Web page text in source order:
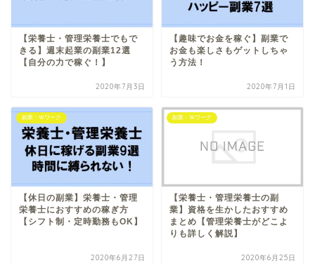
【栄養士・管理栄養士でもで
きる】週末起業の副業12選
【自分の力で稼ぐ！】
2020年7月3日
【趣味でお金を稼ぐ】副業で
お金も楽しさもゲットしちゃ
う方法！
2020年7月1日
副業・Ｗワーク
【休日の副業】栄養士・管理
栄養士におすすめの稼ぎ方
【シフト制・定時勤務もOK】
2020年6月27日
副業・Ｗワーク
【栄養士・管理栄養士の副
業】資格を生かしたおすすめ
まとめ【管理栄養士がどこよ
りも詳しく解説】
2020年6月25日